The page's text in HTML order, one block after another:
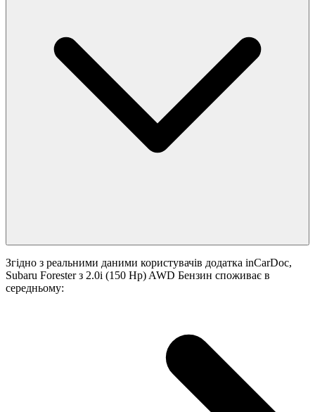
Згідно з реальними даними користувачів додатка inCarDoc,
Subaru Forester з 2.0i (150 Hp) AWD Бензин споживає в
середньому: